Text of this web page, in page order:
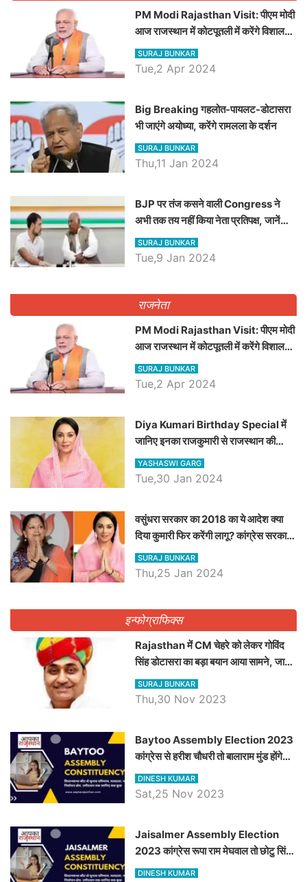
PM Modi Rajasthan Visit: पीएम मोदी
आज राजस्थान में कोटपूतली में करेंगे विशाल
रैली, एक सभा से 8 सीटों पर साधेगें निशाना
SURAJ BUNKAR
Tue,2 Apr 2024
Big Breaking गहलोत-पायलट-डोटासरा
भी जाएंगे अयोध्या, करेंगे रामलला के दर्शन
SURAJ BUNKAR
Thu,11 Jan 2024
BJP पर तंज कसने वाली Congress ने
अभी तक तय नहीं किया नेता प्रतिपक्ष, जानें
कौन होगा दावेदार
SURAJ BUNKAR
Tue,9 Jan 2024
राजनेता
PM Modi Rajasthan Visit: पीएम मोदी
आज राजस्थान में कोटपूतली में करेंगे विशाल
रैली, एक सभा से 8 सीटों पर साधेगें निशाना
SURAJ BUNKAR
Tue,2 Apr 2024
Diya Kumari Birthday Special में
जानिए इनका राजकुमारी से राजस्थान की
डिप्टी सीएम बनने तक का सफर, एक क्लिक में
जाने पूरा जीवन परिचय
YASHASWI GARG
Tue,30 Jan 2024
वसुंधरा सरकार का 2018 का ये आदेश क्या
दिया कुमारी फिर करेंगी लागू? कांग्रेस सरकार
ने किया था निरस्त
SURAJ BUNKAR
Thu,25 Jan 2024
इन्फोग्राफिक्स
Rajasthan में CM चेहरे को लेकर गोविंद
सिंह डोटासरा का बड़ा बयान आया सामने, जानें
विचार
SURAJ BUNKAR
Thu,30 Nov 2023
Baytoo Assembly Election 2023
कांग्रेस से हरीश चौधरी तो बालाराम मुंड होंगे
भाजपा उम्मीदवार, जानिये बायतू विधानसभा
सीट के ताजा समीकरण
DINESH KUMAR
Sat,25 Nov 2023
​​​​​​​Jaisalmer Assembly Election
2023 कांग्रेस रूपा राम मेघवाल तो छोटु सिंह
भाटी होंगे भाजपा उम्मीदवार, जानिये जैसलमेर
DINESH KUMAR